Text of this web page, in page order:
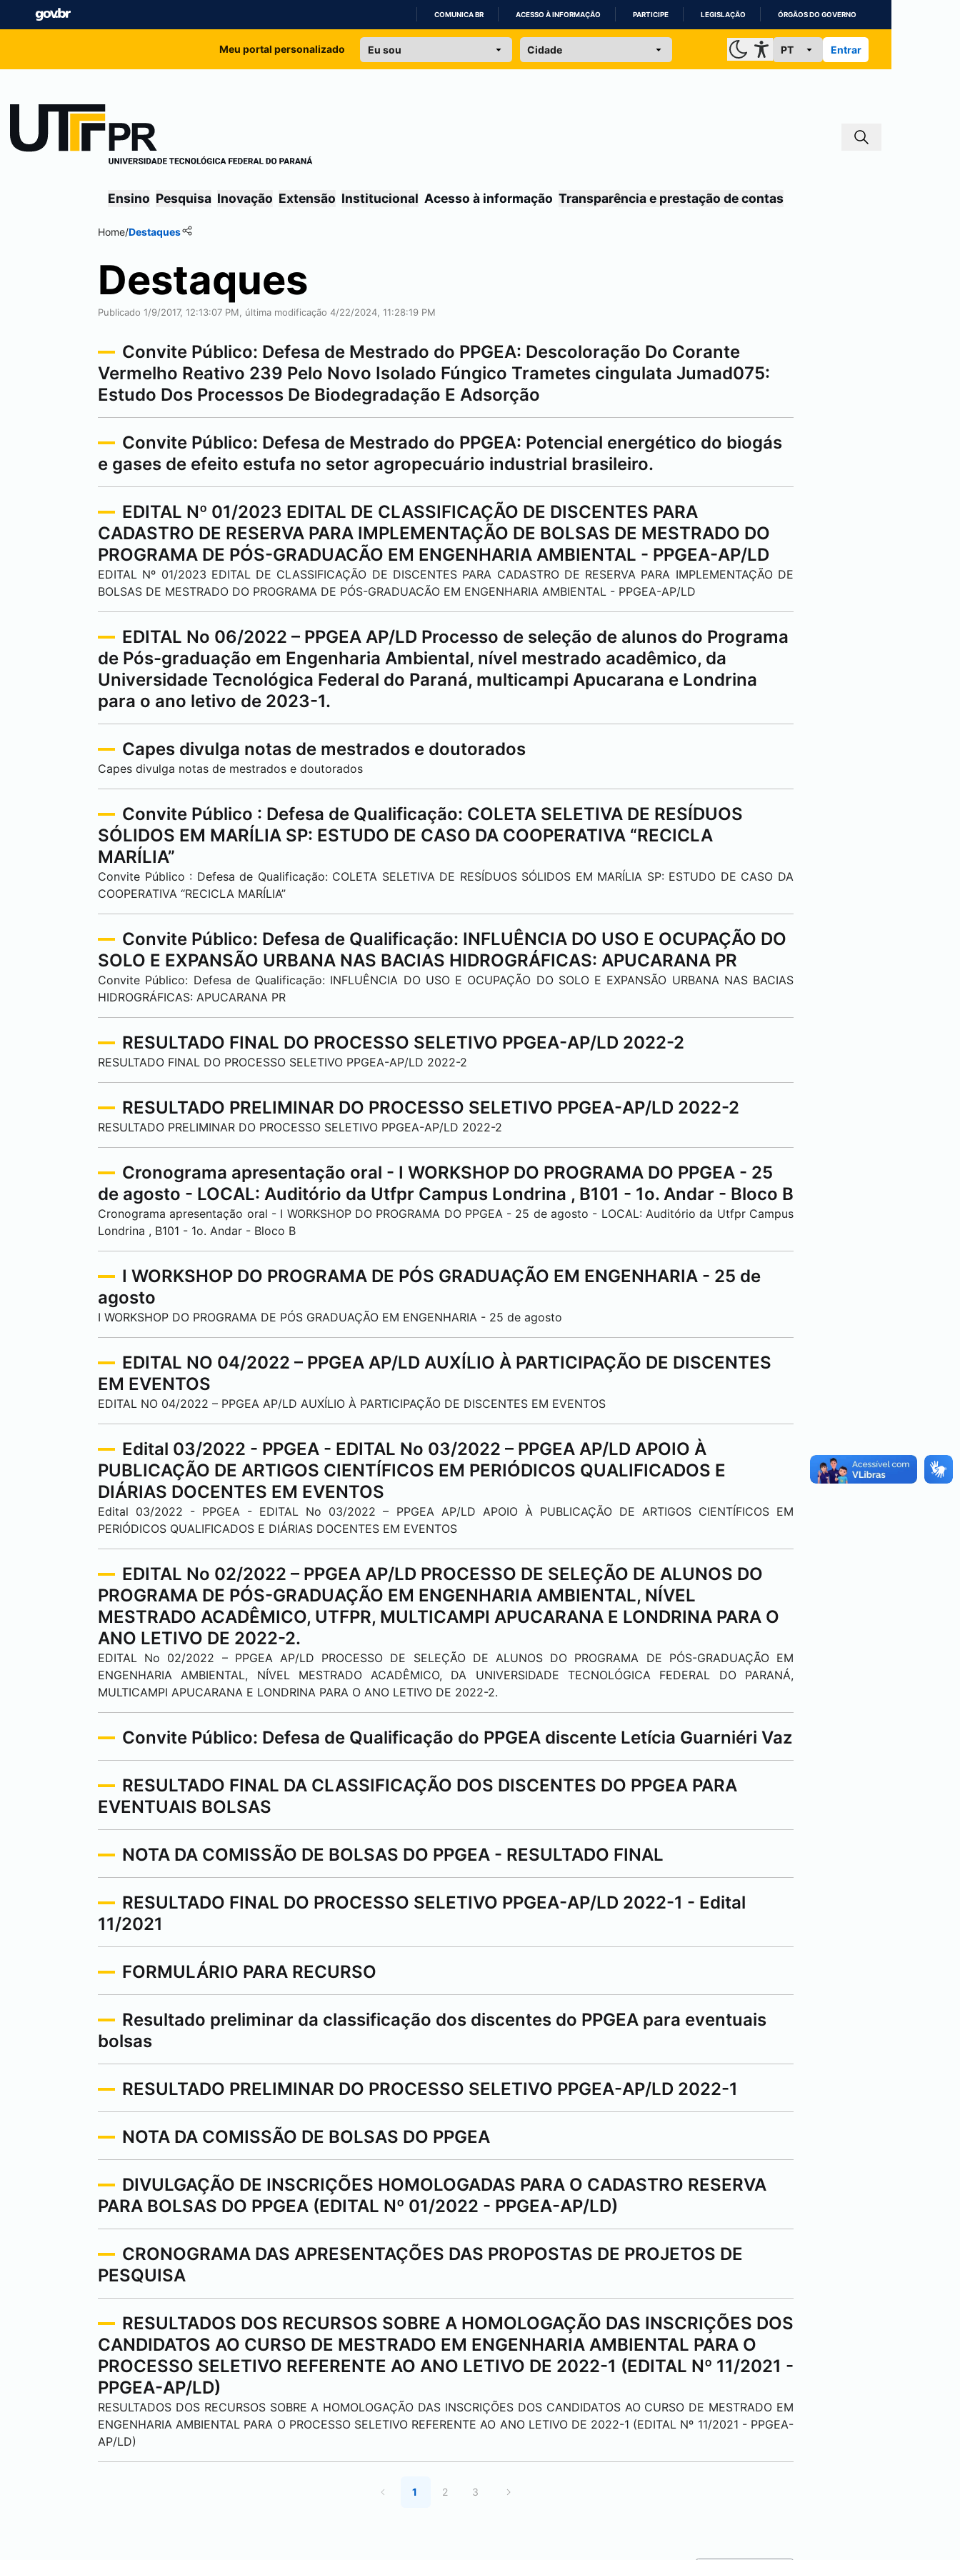
IR
COMUNICA BR ACESSO À INFORMAÇÃO PARTICIPE LEGISLAÇÃO ÓRGÃOS DO GOVERNO
Meu portal personalizado Entrar
Ensino Pesquisa Inovação Extensão Institucional Acesso à informação Transparência e prestação de contas
Home/Destaques
Destaques
Publicado 1/9/2017, 12:13:07 PM, última modificação 4/22/2024, 11:28:19 PM
Convite Público: Defesa de Mestrado do PPGEA: Descoloração Do Corante
Vermelho Reativo 239 Pelo Novo Isolado Fúngico Trametes cingulata Jumad075:
Estudo Dos Processos De Biodegradação E Adsorção
Convite Público: Defesa de Mestrado do PPGEA: Potencial energético do biogás
e gases de efeito estufa no setor agropecuário industrial brasileiro.
EDITAL Nº 01/2023 EDITAL DE CLASSIFICAÇÃO DE DISCENTES PARA
CADASTRO DE RESERVA PARA IMPLEMENTAÇÃO DE BOLSAS DE MESTRADO DO
PROGRAMA DE PÓS-GRADUACÃO EM ENGENHARIA AMBIENTAL - PPGEA-AP/LD
EDITAL Nº 01/2023 EDITAL DE CLASSIFICAÇÃO DE DISCENTES PARA CADASTRO DE RESERVA PARA IMPLEMENTAÇÃO DE
BOLSAS DE MESTRADO DO PROGRAMA DE PÓS-GRADUACÃO EM ENGENHARIA AMBIENTAL - PPGEA-AP/LD
EDITAL No 06/2022 – PPGEA AP/LD Processo de seleção de alunos do Programa
de Pós-graduação em Engenharia Ambiental, nível mestrado acadêmico, da
Universidade Tecnológica Federal do Paraná, multicampi Apucarana e Londrina
para o ano letivo de 2023-1.
Capes divulga notas de mestrados e doutorados
Capes divulga notas de mestrados e doutorados
Convite Público : Defesa de Qualificação: COLETA SELETIVA DE RESÍDUOS
SÓLIDOS EM MARÍLIA SP: ESTUDO DE CASO DA COOPERATIVA “RECICLA
MARÍLIA”
Convite Público : Defesa de Qualificação: COLETA SELETIVA DE RESÍDUOS SÓLIDOS EM MARÍLIA SP: ESTUDO DE CASO DA
COOPERATIVA “RECICLA MARÍLIA”
Convite Público: Defesa de Qualificação: INFLUÊNCIA DO USO E OCUPAÇÃO DO
SOLO E EXPANSÃO URBANA NAS BACIAS HIDROGRÁFICAS: APUCARANA PR
Convite Público: Defesa de Qualificação: INFLUÊNCIA DO USO E OCUPAÇÃO DO SOLO E EXPANSÃO URBANA NAS BACIAS
HIDROGRÁFICAS: APUCARANA PR
RESULTADO FINAL DO PROCESSO SELETIVO PPGEA-AP/LD 2022-2
RESULTADO FINAL DO PROCESSO SELETIVO PPGEA-AP/LD 2022-2
RESULTADO PRELIMINAR DO PROCESSO SELETIVO PPGEA-AP/LD 2022-2
RESULTADO PRELIMINAR DO PROCESSO SELETIVO PPGEA-AP/LD 2022-2
Cronograma apresentação oral - I WORKSHOP DO PROGRAMA DO PPGEA - 25
de agosto - LOCAL: Auditório da Utfpr Campus Londrina , B101 - 1o. Andar - Bloco B
Cronograma apresentação oral - I WORKSHOP DO PROGRAMA DO PPGEA - 25 de agosto - LOCAL: Auditório da Utfpr Campus
Londrina , B101 - 1o. Andar - Bloco B
I WORKSHOP DO PROGRAMA DE PÓS GRADUAÇÃO EM ENGENHARIA - 25 de
agosto
I WORKSHOP DO PROGRAMA DE PÓS GRADUAÇÃO EM ENGENHARIA - 25 de agosto
EDITAL NO 04/2022 – PPGEA AP/LD AUXÍLIO À PARTICIPAÇÃO DE DISCENTES
EM EVENTOS
EDITAL NO 04/2022 – PPGEA AP/LD AUXÍLIO À PARTICIPAÇÃO DE DISCENTES EM EVENTOS
Edital 03/2022 - PPGEA - EDITAL No 03/2022 – PPGEA AP/LD APOIO À
PUBLICAÇÃO DE ARTIGOS CIENTÍFICOS EM PERIÓDICOS QUALIFICADOS E
DIÁRIAS DOCENTES EM EVENTOS
Edital 03/2022 - PPGEA - EDITAL No 03/2022 – PPGEA AP/LD APOIO À PUBLICAÇÃO DE ARTIGOS CIENTÍFICOS EM
PERIÓDICOS QUALIFICADOS E DIÁRIAS DOCENTES EM EVENTOS
EDITAL No 02/2022 – PPGEA AP/LD PROCESSO DE SELEÇÃO DE ALUNOS DO
PROGRAMA DE PÓS-GRADUAÇÃO EM ENGENHARIA AMBIENTAL, NÍVEL
MESTRADO ACADÊMICO, UTFPR, MULTICAMPI APUCARANA E LONDRINA PARA O
ANO LETIVO DE 2022-2.
EDITAL No 02/2022 – PPGEA AP/LD PROCESSO DE SELEÇÃO DE ALUNOS DO PROGRAMA DE PÓS-GRADUAÇÃO EM
ENGENHARIA AMBIENTAL, NÍVEL MESTRADO ACADÊMICO, DA UNIVERSIDADE TECNOLÓGICA FEDERAL DO PARANÁ,
MULTICAMPI APUCARANA E LONDRINA PARA O ANO LETIVO DE 2022-2.
Convite Público: Defesa de Qualificação do PPGEA discente Letícia Guarniéri Vaz
RESULTADO FINAL DA CLASSIFICAÇÃO DOS DISCENTES DO PPGEA PARA
EVENTUAIS BOLSAS
NOTA DA COMISSÃO DE BOLSAS DO PPGEA - RESULTADO FINAL
RESULTADO FINAL DO PROCESSO SELETIVO PPGEA-AP/LD 2022-1 - Edital
11/2021
FORMULÁRIO PARA RECURSO
Resultado preliminar da classificação dos discentes do PPGEA para eventuais
bolsas
RESULTADO PRELIMINAR DO PROCESSO SELETIVO PPGEA-AP/LD 2022-1
NOTA DA COMISSÃO DE BOLSAS DO PPGEA
DIVULGAÇÃO DE INSCRIÇÕES HOMOLOGADAS PARA O CADASTRO RESERVA
PARA BOLSAS DO PPGEA (EDITAL Nº 01/2022 - PPGEA-AP/LD)
CRONOGRAMA DAS APRESENTAÇÕES DAS PROPOSTAS DE PROJETOS DE
PESQUISA
RESULTADOS DOS RECURSOS SOBRE A HOMOLOGAÇÃO DAS INSCRIÇÕES DOS
CANDIDATOS AO CURSO DE MESTRADO EM ENGENHARIA AMBIENTAL PARA O
PROCESSO SELETIVO REFERENTE AO ANO LETIVO DE 2022-1 (EDITAL Nº 11/2021 -
PPGEA-AP/LD)
RESULTADOS DOS RECURSOS SOBRE A HOMOLOGAÇÃO DAS INSCRIÇÕES DOS CANDIDATOS AO CURSO DE MESTRADO EM
ENGENHARIA AMBIENTAL PARA O PROCESSO SELETIVO REFERENTE AO ANO LETIVO DE 2022-1 (EDITAL Nº 11/2021 - PPGEA-
AP/LD)
1 2 3